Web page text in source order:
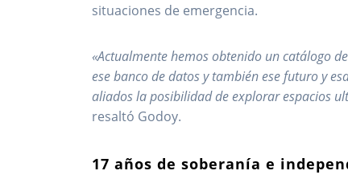
situaciones de emergencia.
«Actualmente hemos obtenido un catálogo
ese banco de datos y también ese futuro y
aliados la posibilidad de explorar espacios
resaltó Godoy.
17 años de soberanía e